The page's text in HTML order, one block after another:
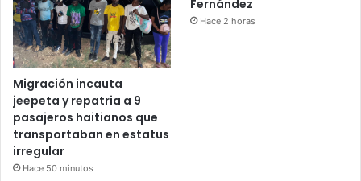
Migración incauta
jeepeta y repatria a 9
pasajeros haitianos que
transportaban en estatus
irregular
Hace 50 minutos
Fernández
Hace 2 horas